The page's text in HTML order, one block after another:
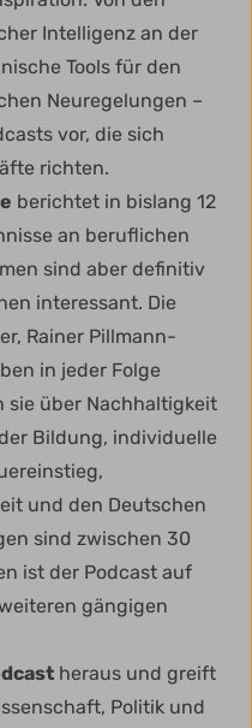
Intelligenz an der
Tools für den
Neuregelungen –
vor, die sich
richten.
berichtet in bislang 12
an beruflichen
sind aber definitiv
interessant. Die
Rainer Pillmann-
in jeder Folge
sie über Nachhaltigkeit
Bildung, individuelle
und den Deutschen
sind zwischen 30
ist der Podcast auf
gängigen
heraus und greift
Politik und